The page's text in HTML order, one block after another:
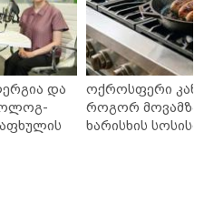
და
ოქროსფერი კანი
როგორ
ხარისხის სოსისი